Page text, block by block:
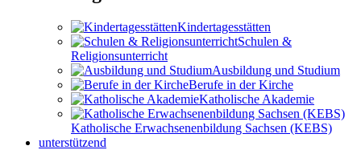
Kindertagesstätten
Schulen &
Religionsunterricht
Ausbildung und Studium
Berufe in der Kirche
Katholische Akademie
Katholische Erwachsenenbildung Sachsen (KEBS)
unterstützend